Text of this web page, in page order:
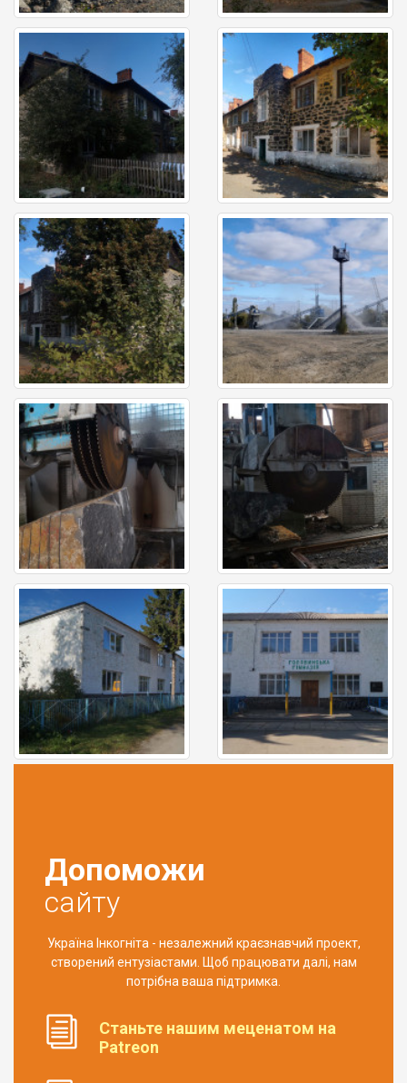
Допоможи
сайту
Україна Інкогніта - незалежний краєзнавчий проект,
створений ентузіастами. Щоб працювати далі, нам
потрібна ваша підтримка.
Станьте нашим меценатом на
Patreon